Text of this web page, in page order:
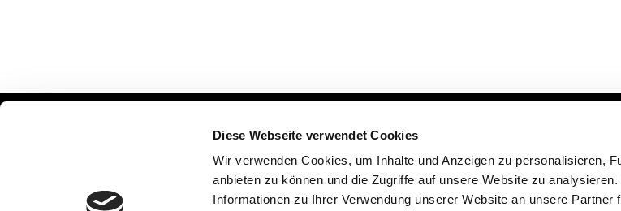
Diese Webseite verwendet Cookies
Wir verwenden Cookies, um Inhalte und Anzeigen zu personalisieren,
anbieten zu können und die Zugriffe auf unsere Website zu
Informationen zu Ihrer Verwendung unserer Website an unsere Partner
Bibliothek (BIB)
Bismarckstraße 3
72764 Reutlingen
Postfach 13 24
Telefon
07121 3491-0